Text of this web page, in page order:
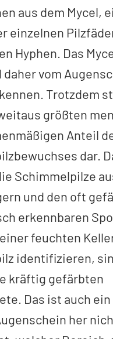
aus dem Mycel,
einzelnen
Hyphen. Das
vom
Trotzdem
größten
Anteil
dar.
Schimmelpilze
und den oft
erkennbaren
feuchten
identifizieren,
kräftig gefärbten
Das ist auch ein
her